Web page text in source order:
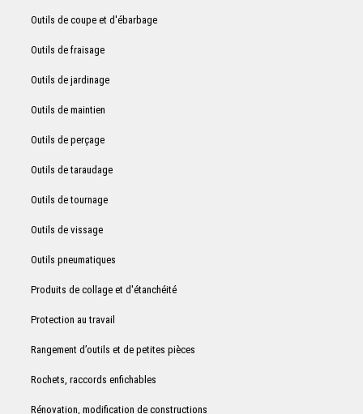
Outils de coupe et d'ébarbage
Outils de fraisage
Outils de jardinage
Outils de maintien
Outils de perçage
Outils de taraudage
Outils de tournage
Outils de vissage
Outils pneumatiques
Produits de collage et d'étanchéité
Protection au travail
Rangement d’outils et de petites pièces
Rochets, raccords enfichables
Rénovation, modification de constructions